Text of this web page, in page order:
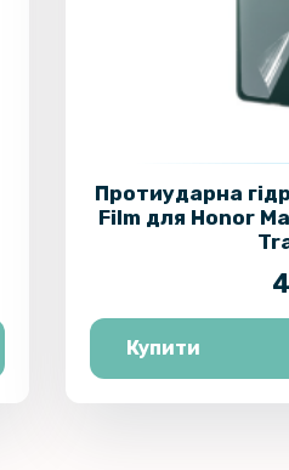
Протиударна
Film для Honor
Купити